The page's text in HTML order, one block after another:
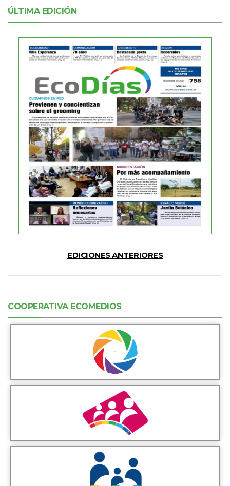
ÚLTIMA EDICIÓN
EDICIONES ANTERIORES
COOPERATIVA ECOMEDIOS